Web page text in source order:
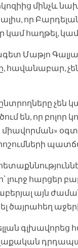
մինչև
տալիս, որ
կամ հաղթել,
Մաթյո
հավանաբար,
չեն
են, որ բոլոր
միավորման»
հարցեր
այն
ծայրահեղ